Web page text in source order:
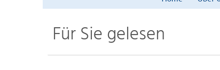
Für Sie gelesen